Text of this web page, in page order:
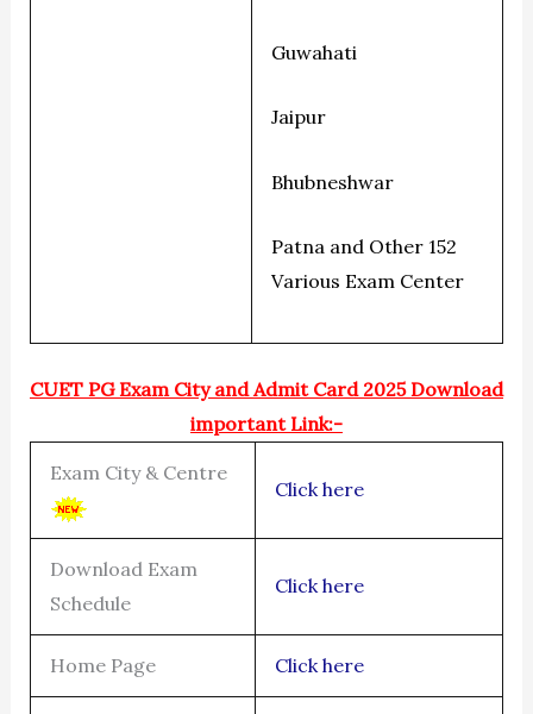
Guwahati
Jaipur
Bhubneshwar
Patna and Other 152
Various Exam Center
CUET PG Exam City and Admit Card 2025 Download
important Link:-
Exam City & Centre
Click here
Download Exam
Schedule
Click here
Home Page Click here